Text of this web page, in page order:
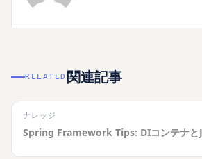
RELATED 関連記事
ナレッジ
Spring Framework Tips: DIコンテナと